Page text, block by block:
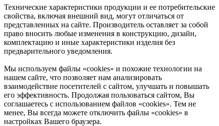
Технические характеристики продукции и ее потребительские
свойства, включая внешний вид, могут отличаться от
представленных на сайте. Производитель оставляет за собой
право вносить любые изменения в конструкцию, дизайн,
комплектацию и иные характеристики изделия без
предварительного уведомления.
Мы используем файлы «cookies» и похожие технологии на
нашем сайте, что позволяет нам анализировать
взаимодействие посетителей с сайтом, улучшать и повышать
его эффективность. Продолжая пользоваться сайтом, Вы
соглашаетесь с использованием файлов «cookies». Тем не
менее, Вы всегда можете отключить файлы «cookies» в
настройках Вашего браузера.